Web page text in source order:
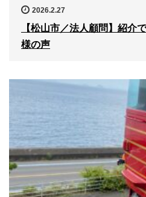
2026.2.27
【松山市／法人顧問】紹介
様の声